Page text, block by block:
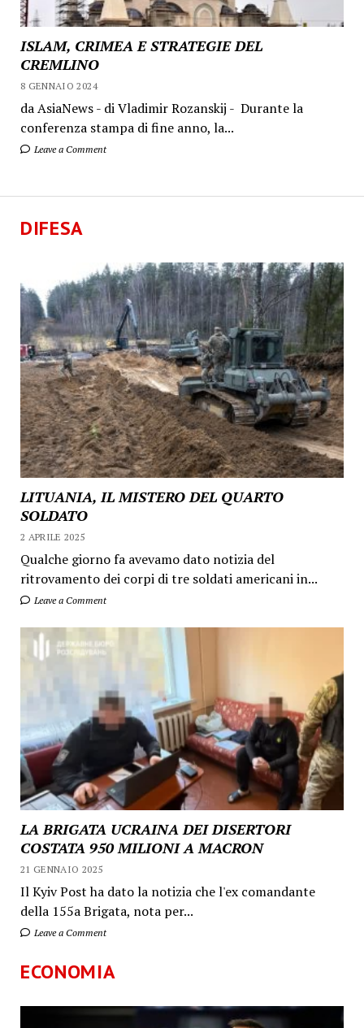
ISLAM, CRIMEA E STRATEGIE DEL
CREMLINO
8 GENNAIO 2024
da AsiaNews - di Vladimir Rozanskij - Durante la
conferenza stampa di fine anno, la...
Leave a Comment
DIFESA
LITUANIA, IL MISTERO DEL QUARTO
SOLDATO
2 APRILE 2025
Qualche giorno fa avevamo dato notizia del
ritrovamento dei corpi di tre soldati americani in...
Leave a Comment
LA BRIGATA UCRAINA DEI DISERTORI
COSTATA 950 MILIONI A MACRON
21 GENNAIO 2025
Il Kyiv Post ha dato la notizia che l'ex comandante
della 155a Brigata, nota per...
Leave a Comment
ECONOMIA